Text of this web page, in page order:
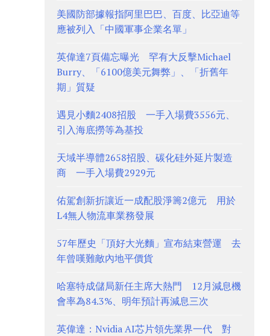
美國防部據報指阿里巴巴、百度、比亞迪等
應被列入「中國軍事企業名單」
英偉達7頁備忘曝光 罕有大反擊Michael
Burry、「6100億美元舞弊」、「折舊年
期」質疑
遇見小麵2408招股 一手入場費3556元、
引入海底撈等為基投
天域半導體2658招股、碳化硅外延片製造
商 一手入場費2929元
佑駕創新折讓近一成配股淨籌2億元 用於
L4無人物流車業務發展
57年歷史「頂好大光麵」宣布結束營運 去
年曾嘆難敵內地平價貨
哈塞特成儲局新任主席大熱門 12月減息機
會率為84.3%、明年預計再減息三次
英偉達：Nvidia AI芯片領先業界一代 對